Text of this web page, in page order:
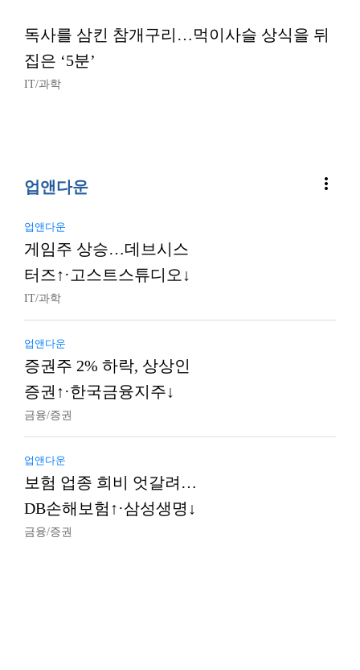
독사를 삼킨 참개구리…먹이사슬 상식을 뒤
집은 ‘5분’
IT/과학
업앤다운 more_vert
업앤다운
게임주 상승…데브시스
터즈↑·고스트스튜디오↓
IT/과학
업앤다운
증권주 2% 하락, 상상인
증권↑·한국금융지주↓
금융/증권
업앤다운
보험 업종 희비 엇갈려…
DB손해보험↑·삼성생명↓
금융/증권